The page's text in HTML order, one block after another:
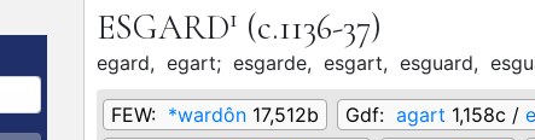
ESGARD1 (c.1136-37)
egard, egart; esgarde, esgart, esguard,
FEW: *wardôn 17,512b Gdf: agart 1,158c /